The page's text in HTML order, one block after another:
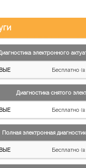
электронного
Бесплатно
Диагностика снятого
Бесплатно
Полная электронная
Бесплатно